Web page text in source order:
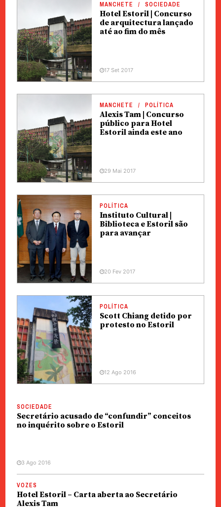
MANCHETE SOCIEDADE
Hotel Estoril | Concurso
de arquitectura lançado
até ao fim do mês
17 Set 2017
MANCHETE POLÍTICA
Alexis Tam | Concurso
público para Hotel
Estoril ainda este ano
29 Mai 2017
POLÍTICA
Instituto Cultural |
Biblioteca e Estoril são
para avançar
20 Fev 2017
POLÍTICA
Scott Chiang detido por
protesto no Estoril
12 Ago 2016
SOCIEDADE
Secretário acusado de “confundir” conceitos
no inquérito sobre o Estoril
3 Ago 2016
VOZES
Hotel Estoril – Carta aberta ao Secretário
Alexis Tam